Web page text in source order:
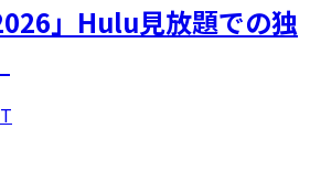
」Hulu見放題での独